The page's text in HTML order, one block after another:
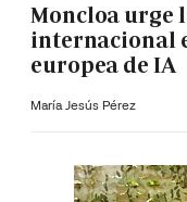
Moncloa urge
internacional
europea de IA
María Jesús Pérez